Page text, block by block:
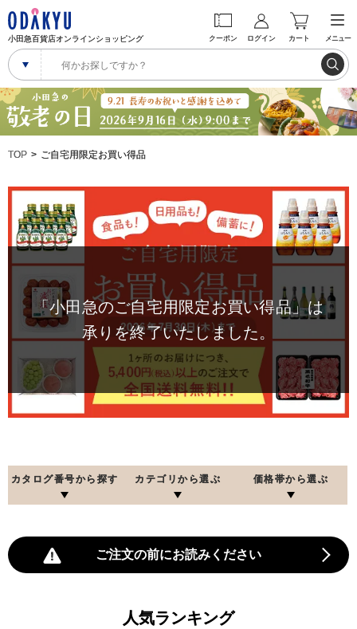
小田急百貨店オンラインショッピング クーポン ログイン カート メニュー
TOP ご自宅用限定お買い得品
「小田急のご自宅用限定お買い得品」は
承りを終了いたしました。
カタログ番号から探す カテゴリから選ぶ 価格帯から選ぶ
ご注文の前にお読みください
人気ランキング